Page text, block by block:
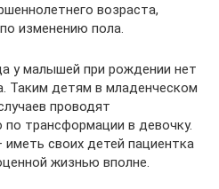
возраста,
изменению пола.
у малышей при рождении нет
Таким детям в младенческом
проводят
по трансформации в девочку.
иметь своих детей пациентка
жизнью вполне.